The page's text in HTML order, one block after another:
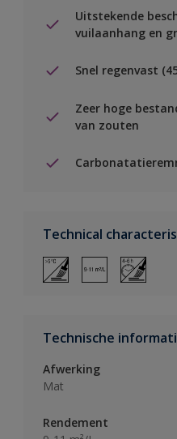
Uitstekende
vuilaanhang en
Snel regenvast
Zeer hoge
van zouten
Technical
Technische
Afwerking
Mat
Rendement